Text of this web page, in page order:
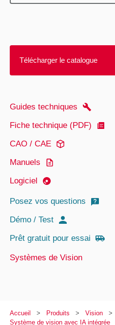
Télécharger le catalogue
Guides techniques
Fiche technique (PDF)
CAO / CAE
Manuels
Logiciel
Posez vos questions
Démo / Test
Prêt gratuit pour essai
Systèmes de Vision
Accueil Produits Vision
Système de vision avec IA intégrée